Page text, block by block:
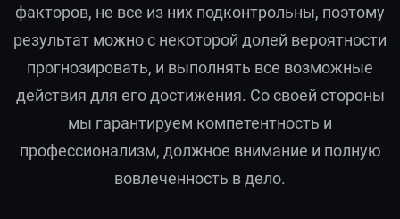
факторов, не все из них подконтрольны, поэтому
результат можно с некоторой долей вероятности
прогнозировать, и выполнять все возможные
действия для его достижения. Со своей стороны
мы гарантируем компетентность и
профессионализм, должное внимание и полную
вовлеченность в дело.